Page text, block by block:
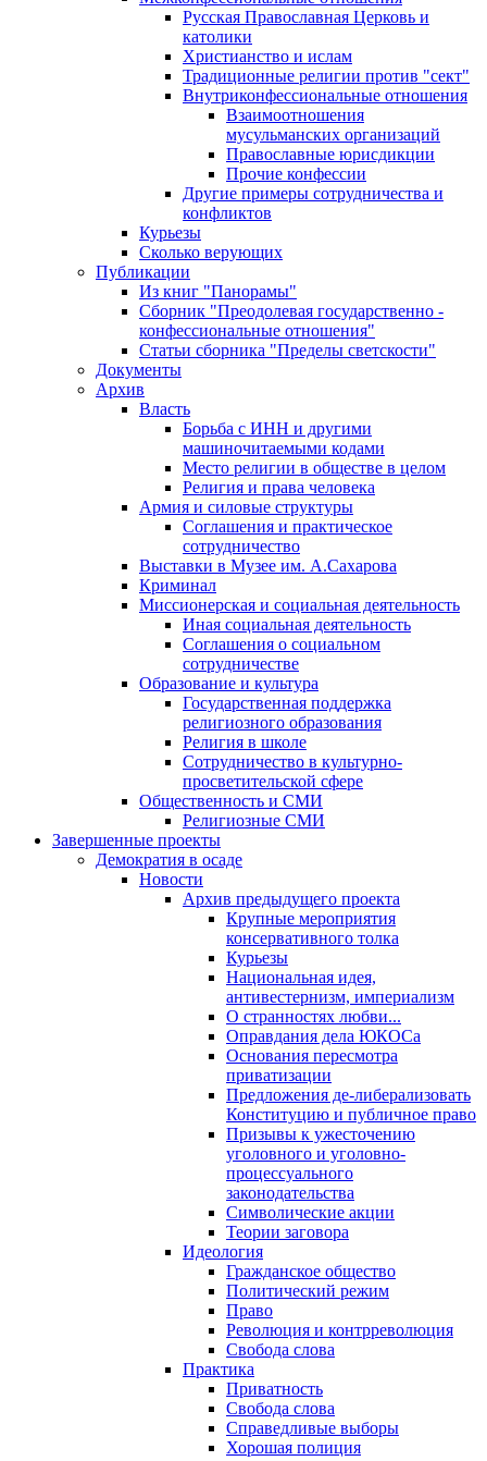
Русская Православная Церковь и
католики
Христианство и ислам
Традиционные религии против "сект"
Внутриконфессиональные отношения
Взаимоотношения
мусульманских организаций
Православные юрисдикции
Прочие конфессии
Другие примеры сотрудничества и
конфликтов
Курьезы
Сколько верующих
Публикации
Из книг "Панорамы"
Сборник "Преодолевая государственно -
конфессиональные отношения"
Статьи сборника "Пределы светскости"
Документы
Архив
Власть
Борьба с ИНН и другими
машиночитаемыми кодами
Место религии в обществе в целом
Религия и права человека
Армия и силовые структуры
Соглашения и практическое
сотрудничество
Выставки в Музее им. А.Сахарова
Криминал
Миссионерская и социальная деятельность
Иная социальная деятельность
Соглашения о социальном
сотрудничестве
Образование и культура
Государственная поддержка
религиозного образования
Религия в школе
Сотрудничество в культурно-
просветительской сфере
Общественность и СМИ
Религиозные СМИ
Завершенные проекты
Демократия в осаде
Новости
Архив предыдущего проекта
Крупные мероприятия
консервативного толка
Курьезы
Национальная идея,
антивестернизм, империализм
О странностях любви...
Оправдания дела ЮКОСа
Основания пересмотра
приватизации
Предложения де-либерализовать
Конституцию и публичное право
Призывы к ужесточению
уголовного и уголовно-
процессуального
законодательства
Символические акции
Теории заговора
Идеология
Гражданское общество
Политический режим
Право
Революция и контрреволюция
Свобода слова
Практика
Приватность
Свобода слова
Справедливые выборы
Хорошая полиция